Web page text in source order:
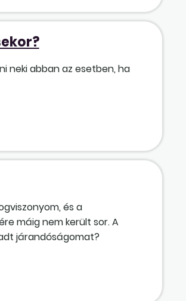
neki abban az esetben, ha
és a
máig nem került sor. A
járandóságomat?